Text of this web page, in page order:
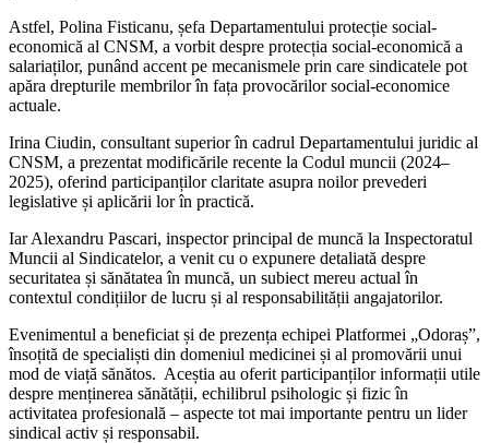
Astfel, Polina Fisticanu, șefa Departamen­tului protecție social-
economică al CNSM, a vorbit despre protecția social-economică a
salariaților, punând accent pe mecanisme­le prin care sindicatele pot
apăra drepturile membrilor în fața provocărilor social-econo­mice
actuale.
Irina Ciudin, consultant superior în cadrul Departamentului juridic al
CNSM, a pre­zentat modificările recente la Codul muncii (2024–
2025), oferind participanților claritate asupra noilor prevederi
legislative și aplicării lor în practică.
Iar Alexandru Pascari, inspector principal de muncă la Inspectoratul
Muncii al Sindicatelor, a venit cu o expunere detaliată despre
securitatea și sănătatea în muncă, un subiect mereu actual în
contextul condițiilor de lucru și al responsabilității an­gajatorilor.
Evenimentul a beneficiat și de prezența echipei Platformei „Odoraș”,
însoțită de specialiști din domeniul medicinei și al pro­movării unui
mod de viață sănătos. Aceștia au oferit participanților informații utile
des­pre menținerea sănătății, echilibrul psiholo­gic și fizic în
activitatea profesională – aspec­te tot mai importante pentru un lider
sindical activ și responsabil.